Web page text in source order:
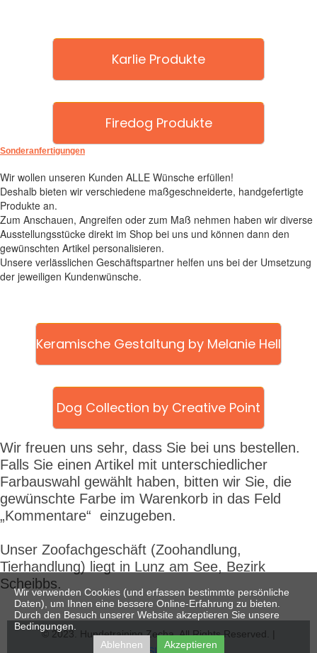
Karlie Produkte
Firedog Produkte
Sonderanfertigungen
Wir wollen unseren Kunden ALLE Wünsche erfüllen!
Deshalb bieten wir verschiedene maßgeschneiderte, handgefertigte
Produkte an.
Zum Anschauen, Angreifen oder zum Maß nehmen haben wir diverse
Ausstellungsstücke direkt im Shop bei uns und können dann den
gewünschten Artikel personalisieren.
Unsere verlässlichen Geschäftspartner helfen uns bei der Umsetzung
der jeweiligen Kundenwünsche.
Keramische Gestaltung by Melanie Hell
Dog Collection by Creative Point
Wir freuen uns sehr, dass Sie bei uns bestellen.
Falls Sie einen Artikel mit unterschiedlicher
Farbauswahl gewählt haben, bitten wir Sie, die
gewünschte Farbe im Warenkorb in das Feld
„Kommentare“ einzugeben.
Unser Zoofachgeschäft (Zoohandlung,
Tierhandlung) liegt in Lunz am See, Bezirk
Scheibbs.
© 2023. Hundetraining Zecha. All Rights Reserved. |
Wir verwenden Cookies (und erfassen bestimmte persönliche
Daten), um Ihnen eine bessere Online-Erfahrung zu bieten.
Durch den Besuch unserer Website akzeptieren Sie unsere
Bedingungen.
Ablehnen
Akzeptieren